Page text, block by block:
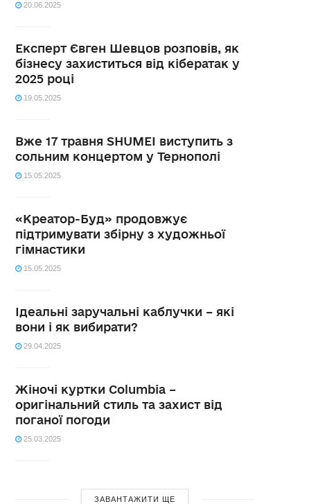
20.06.2025
Експерт Євген Шевцов розповів, як
бізнесу захиститься від кібератак у
2025 році
19.05.2025
Вже 17 травня SHUMEI виступить з
сольним концертом у Тернополі
15.05.2025
«Креатор-Буд» продовжує
підтримувати збірну з художньої
гімнастики
15.05.2025
Ідеальні заручальні каблучки – які
вони і як вибирати?
29.04.2025
Жіночі куртки Columbia –
оригінальний стиль та захист від
поганої погоди
25.03.2025
ЗАВАНТАЖИТИ ЩЕ